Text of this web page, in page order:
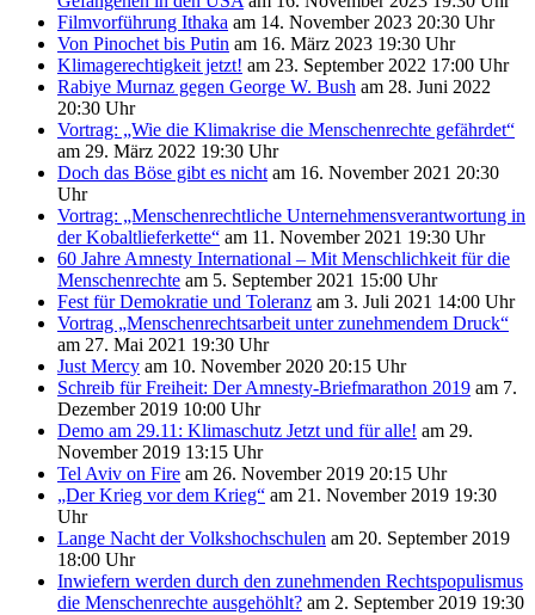
Filmvorführung Ithaka am 14. November 2023 20:30 Uhr
Von Pinochet bis Putin am 16. März 2023 19:30 Uhr
Klimagerechtigkeit jetzt! am 23. September 2022 17:00 Uhr
Rabiye Murnaz gegen George W. Bush am 28. Juni 2022
20:30 Uhr
Vortrag: „Wie die Klimakrise die Menschenrechte gefährdet“
am 29. März 2022 19:30 Uhr
Doch das Böse gibt es nicht am 16. November 2021 20:30
Uhr
Vortrag: „Menschenrechtliche Unternehmensverantwortung in
der Kobaltlieferkette“ am 11. November 2021 19:30 Uhr
60 Jahre Amnesty International – Mit Menschlichkeit für die
Menschenrechte am 5. September 2021 15:00 Uhr
Fest für Demokratie und Toleranz am 3. Juli 2021 14:00 Uhr
Vortrag „Menschenrechtsarbeit unter zunehmendem Druck“
am 27. Mai 2021 19:30 Uhr
Just Mercy am 10. November 2020 20:15 Uhr
Schreib für Freiheit: Der Amnesty-Briefmarathon 2019 am 7.
Dezember 2019 10:00 Uhr
Demo am 29.11: Klimaschutz Jetzt und für alle! am 29.
November 2019 13:15 Uhr
Tel Aviv on Fire am 26. November 2019 20:15 Uhr
„Der Krieg vor dem Krieg“ am 21. November 2019 19:30
Uhr
Lange Nacht der Volkshochschulen am 20. September 2019
18:00 Uhr
Inwiefern werden durch den zunehmenden Rechtspopulismus
die Menschenrechte ausgehöhlt? am 2. September 2019 19:30